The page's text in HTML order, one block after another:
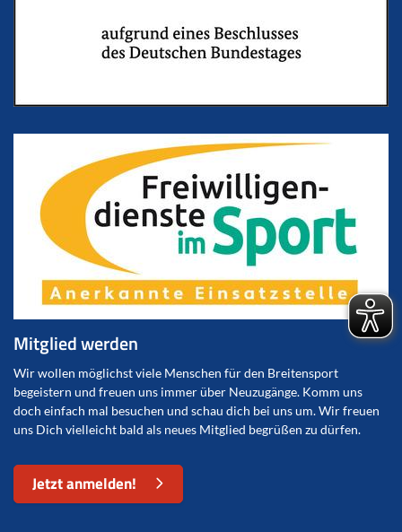
Mitglied werden
Wir wollen möglichst viele Menschen für den Breitensport
begeistern und freuen uns immer über Neuzugänge. Komm uns
doch einfach mal besuchen und schau dich bei uns um. Wir freuen
uns Dich vielleicht bald als neues Mitglied begrüßen zu dürfen.
Jetzt anmelden!